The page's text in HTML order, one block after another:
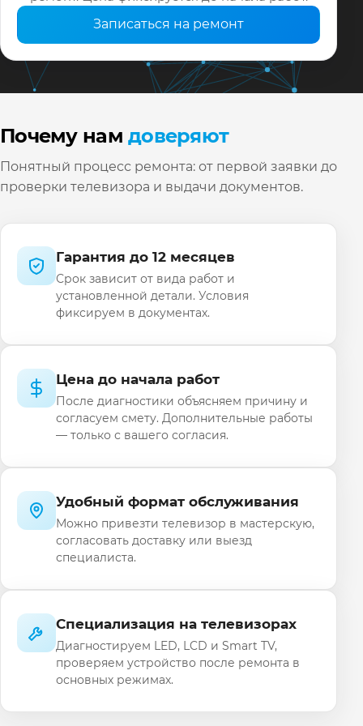
Записаться на ремонт
Почему намдоверяют
Понятный процесс ремонта: от первой заявки до
проверки телевизора и выдачи документов.
Гарантия до 12 месяцев
Срок зависит от вида работ и
установленной детали. Условия
фиксируем в документах.
Цена до начала работ
После диагностики объясняем причину и
согласуем смету. Дополнительные работы
— только с вашего согласия.
Удобный формат обслуживания
Можно привезти телевизор в мастерскую,
согласовать доставку или выезд
специалиста.
Специализация на телевизорах
Диагностируем LED, LCD и Smart TV,
проверяем устройство после ремонта в
основных режимах.